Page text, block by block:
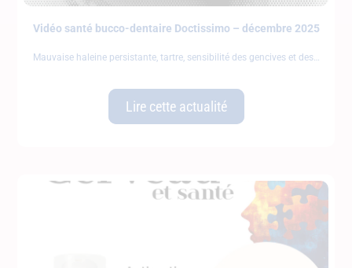
Vidéo santé bucco-dentaire Doctissimo – décembre 2025
Mauvaise haleine persistante, tartre, sensibilité des gencives et des
Lire cette actualité